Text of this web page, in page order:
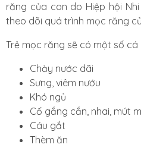
răng của con do Hiệp hội
theo dõi quá trình mọc răng
Trẻ mọc răng sẽ có một số cá
Chảy nước dãi
Sưng, viêm nướu
Khó ngủ
Cố gắng cắn, nhai, mút
Cáu gắt
Thèm ăn